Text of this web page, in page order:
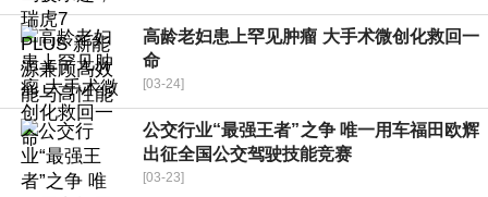
高龄老妇患上罕见肿瘤 大手术微创化救回一
命
[03-24]
公交行业“最强王者”之争 唯一用车福田欧辉
出征全国公交驾驶技能竞赛
[03-23]